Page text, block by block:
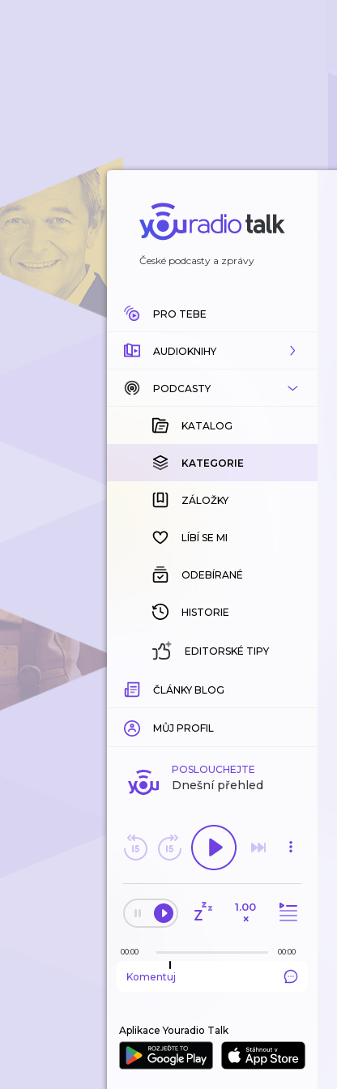
České podcasty a zprávy
PRO TEBE
AUDIOKNIHY
KATALOG
KOUPENÉ
KATEGORIE
ZÁLOŽKY
HISTORIE
PODCASTY
KATALOG
KATEGORIE
ZÁLOŽKY
LÍBÍ SE MI
ODEBÍRANÉ
HISTORIE
EDITORSKÉ TIPY
ČLÁNKY BLOG
MŮJ PROFIL
POSLOUCHEJTE
Dnešní přehled
1.00
×
00:00 00:00
Komentuj
Aplikace Youradio Talk